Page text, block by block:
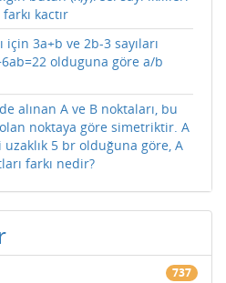
kactır
3a+b ve 2b-3 sayıları
olduguna göre a/b
alınan A ve B noktaları, bu
noktaya göre simetriktir. A
uzaklık 5 br olduğuna göre, A
farkı nedir?
737